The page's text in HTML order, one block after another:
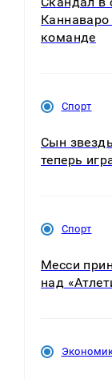
Каннаваро
команде
Спорт
Сын
теперь
Спорт
Месси
над